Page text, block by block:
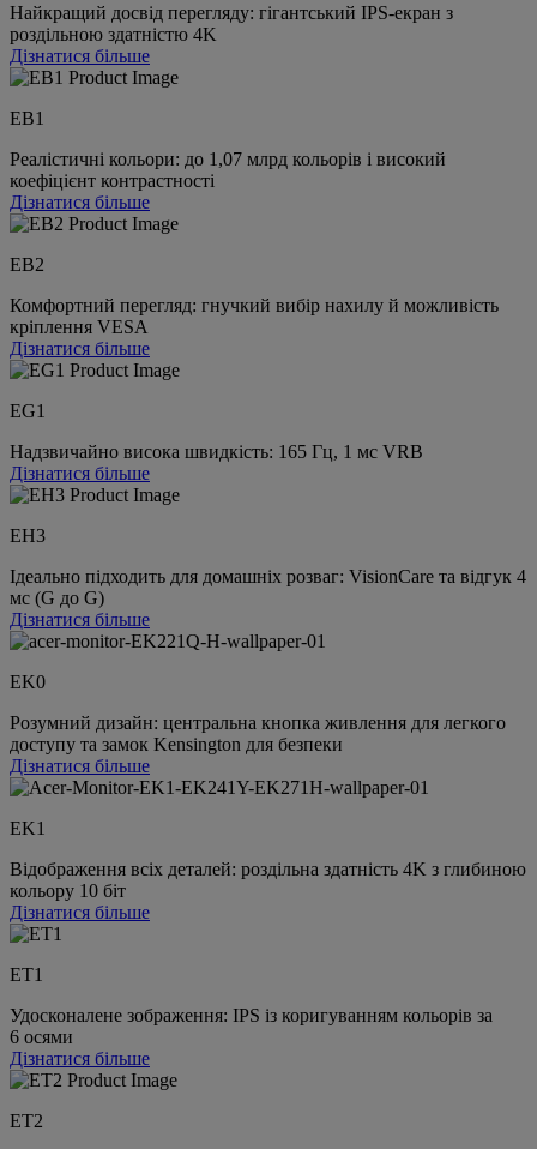
Найкращий досвід перегляду: гігантський IPS-екран з
роздільною здатністю 4K
Дізнатися більше
EB1
Реалістичні кольори: до 1,07 млрд кольорів і високий
коефіцієнт контрастності
Дізнатися більше
EB2
Комфортний перегляд: гнучкий вибір нахилу й можливість
кріплення VESA
Дізнатися більше
EG1
Надзвичайно висока швидкість: 165 Гц, 1 мс VRB
Дізнатися більше
EH3
Ідеально підходить для домашніх розваг: VisionCare та відгук 4
мс (G до G)
Дізнатися більше
EK0
Розумний дизайн: центральна кнопка живлення для легкого
доступу та замок Kensington для безпеки
Дізнатися більше
EK1
Відображення всіх деталей: роздільна здатність 4K з глибиною
кольору 10 біт
Дізнатися більше
ET1
Удосконалене зображення: IPS із коригуванням кольорів за
6 осями
Дізнатися більше
ET2